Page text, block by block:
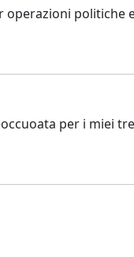
per i miei